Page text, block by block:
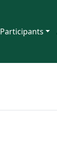
Participants